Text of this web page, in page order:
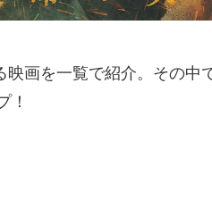
画を一覧で紹介。その中
！